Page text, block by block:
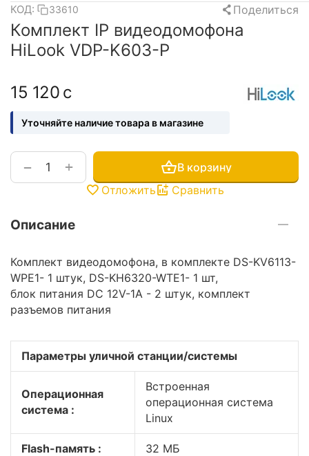
КОД: 33610 Поделиться
Комплект IP видеодомофона
HiLook VDP-K603-P
15 120 с
Уточняйте наличие товара в магазине
+
−
В корзину
Отложить
Сравнить
Описание
Комплект видеодомофона, в комплекте DS-KV6113-
WPE1- 1 штук, DS-KH6320-WTE1- 1 шт,
блок питания DC 12V-1A - 2 штук, комплект
разъемов питания
Параметры уличной станции/системы
Операционная
система :
Встроенная
операционная система
Linux
Flash-память : 32 МБ